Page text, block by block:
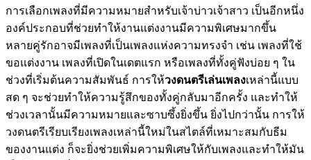
การเลือกเพลงที่มีความหมายสำหรับเจ้าบ่าวเจ้าสาว เป็นอีกหนึ่ง
องค์ประกอบที่ช่วยทำให้งานแต่งงานมีความพิเศษมากขึ้น
หลายคู่รักอาจมีเพลงที่เป็นเพลงแห่งความทรงจำ เช่น เพลงที่ใช้
ขอแต่งงาน เพลงที่เปิดในเดตแรก หรือเพลงที่ทั้งคู่ฟังบ่อย ๆ ใน
ช่วงที่เริ่มต้นความสัมพันธ์ การให้วงดนตรีเล่นเพลงเหล่านี้แบบ
สด ๆ จะช่วยทำให้ความรู้สึกของทั้งคู่กลับมาอีกครั้ง และทำให้
ช่วงเวลานั้นมีความหมายและซาบซึ้งยิ่งขึ้น ยิ่งไปกว่านั้น การให้
วงดนตรีเรียบเรียงเพลงเหล่านี้ใหม่ในสไตล์ที่เหมาะสมกับธีม
ของงานแต่ง ก็จะยิ่งช่วยเพิ่มความพิเศษให้กับเพลงและทำให้มัน